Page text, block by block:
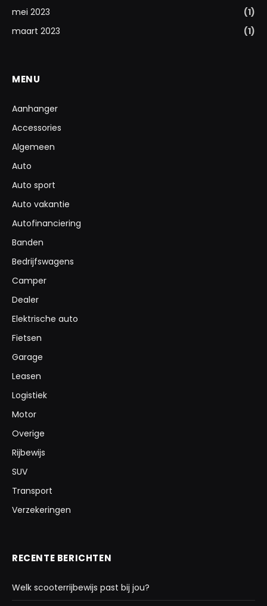
mei 2023
(1)
maart 2023
(1)
MENU
Aanhanger
Accessories
Algemeen
Auto
Auto sport
Auto vakantie
Autofinanciering
Banden
Bedrijfswagens
Camper
Dealer
Elektrische auto
Fietsen
Garage
Leasen
Logistiek
Motor
Overige
Rijbewijs
SUV
Transport
Verzekeringen
RECENTE BERICHTEN
Welk scooterrijbewijs past bij jou?